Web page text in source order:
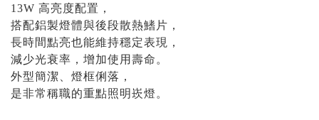
13W 高亮度配置，
搭配鋁製燈體與後段散熱鰭片，
長時間點亮也能維持穩定表現，
減少光衰率，增加使用壽命。
外型簡潔、燈框俐落，
是非常稱職的重點照明崁燈。